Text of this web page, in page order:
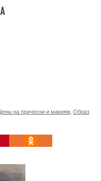
на прически и макияж Образ